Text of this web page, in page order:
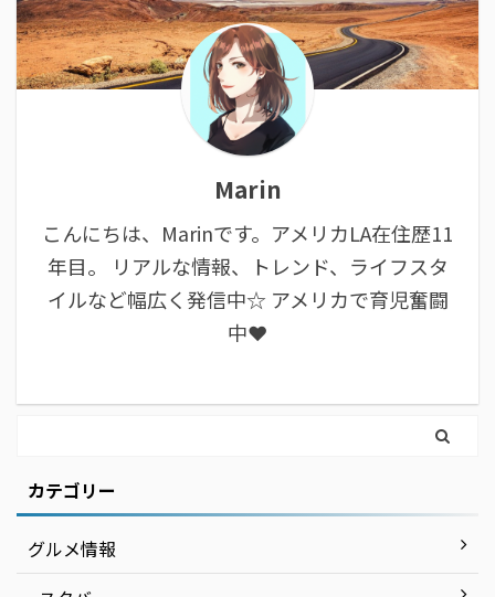
Marin
こんにちは、Marinです。アメリカLA在住歴11
年目。 リアルな情報、トレンド、ライフスタ
イルなど幅広く発信中☆ アメリカで育児奮闘
中❤︎
カテゴリー
グルメ情報